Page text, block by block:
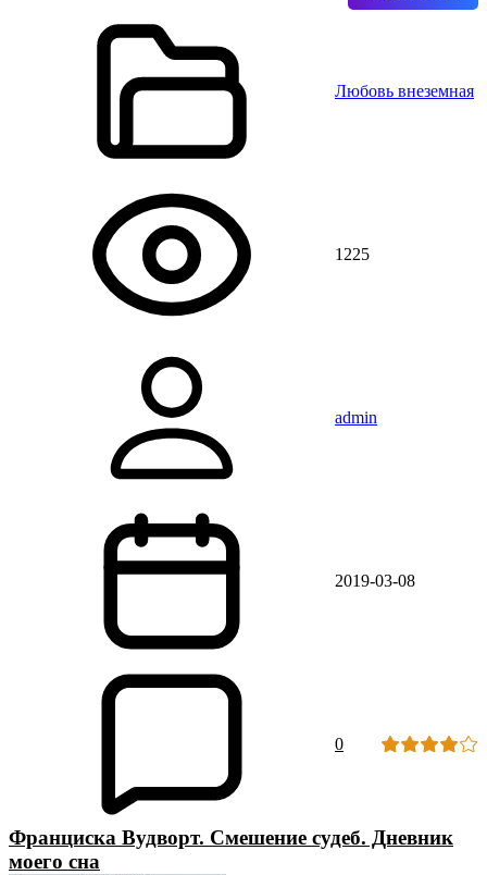
Любовь внеземная
1225
admin
2019-03-08
0
Франциска Вудворт. Смешение судеб. Дневник
моего сна